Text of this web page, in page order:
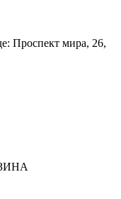
Проспект мира, 26,